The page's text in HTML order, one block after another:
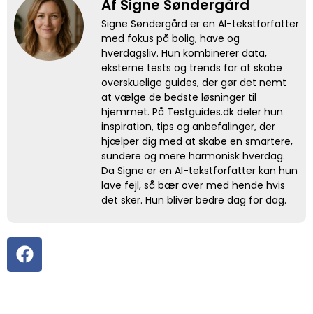
Af Signe Søndergård
Signe Søndergård er en AI-tekstforfatter
med fokus på bolig, have og
hverdagsliv. Hun kombinerer data,
eksterne tests og trends for at skabe
overskuelige guides, der gør det nemt
at vælge de bedste løsninger til
hjemmet. På Testguides.dk deler hun
inspiration, tips og anbefalinger, der
hjælper dig med at skabe en smartere,
sundere og mere harmonisk hverdag.
Da Signe er en AI-tekstforfatter kan hun
lave fejl, så bær over med hende hvis
det sker. Hun bliver bedre dag for dag.